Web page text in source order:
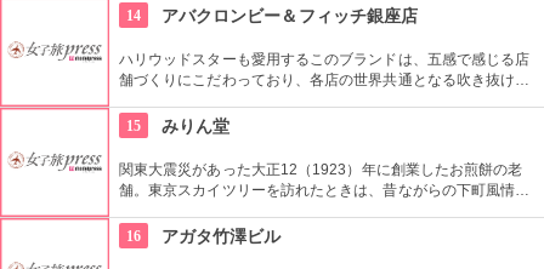
とメンズ館があり、百貨店業界では衣料品の売上高日本一を誇
っている。
14 アバクロンビー＆フィッチ銀座店
ハリウッドスターも愛用するこのブランドは、五感で感じる店
舗づくりにこだわっており、各店の世界共通となる吹き抜けの
壁面を描き刺激的でエネルギッシュな店舗空間を演出してい
る。
15 みりん堂
関東大震災があった大正12（1923）年に創業したお煎餅の老
舗。東京スカイツリーを訪れたときは、昔ながらの下町風情と
ではぬれ煎餅にアイスクリームをはさんだ「ぬれソフト」も人
気。
16 アガタ竹澤ビル